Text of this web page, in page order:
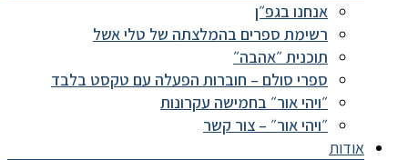
אנחנו בגפ״ן
רשימת ספרים בהמלצתה של טלי אשל
תוכנית ״אהבה״
ספרי סולם – חוברות הפעלה עם טקסט בלבד
״ויהי אור״ בחמישה עקרונות
״ויהי אור״ – צור קשר
אודות